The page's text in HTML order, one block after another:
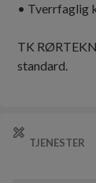
• Tverrfaglig
TK
standard.
TJENESTER